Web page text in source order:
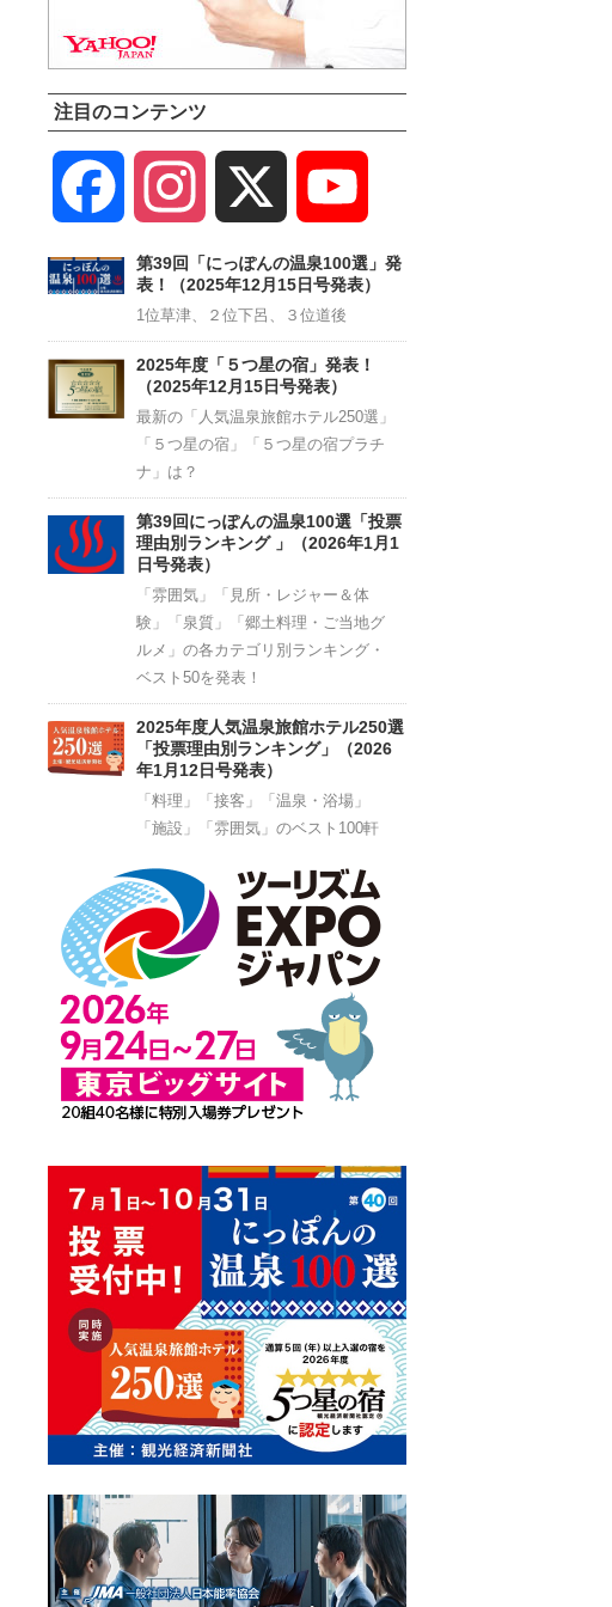
注目のコンテンツ
Facebook Instagram
Channel
第39回「にっぽんの温泉100選」発
表！（2025年12月15日号発表）
1位草津、２位下呂、３位道後
2025年度「５つ星の宿」発表！
（2025年12月15日号発表）
最新の「人気温泉旅館ホテル250選」
「５つ星の宿」「５つ星の宿プラチ
ナ」は？
第39回にっぽんの温泉100選「投票
理由別ランキング 」（2026年1月1
日号発表）
「雰囲気」「見所・レジャー＆体
験」「泉質」「郷土料理・ご当地グ
ルメ」の各カテゴリ別ランキング・
ベスト50を発表！
2025年度人気温泉旅館ホテル250選
「投票理由別ランキング」（2026
年1月12日号発表）
「料理」「接客」「温泉・浴場」
「施設」「雰囲気」のベスト100軒